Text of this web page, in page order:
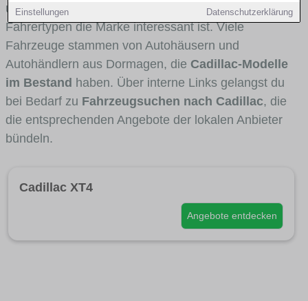
Einstellungen Datenschutzerklärung
und Umlandverkehr zu sehen sind und für welche
Fahrertypen die Marke interessant ist. Viele
Fahrzeuge stammen von Autohäusern und
Autohändlern aus Dormagen, die Cadillac-Modelle
im Bestand haben. Über interne Links gelangst du
bei Bedarf zu Fahrzeugsuchen nach Cadillac, die
die entsprechenden Angebote der lokalen Anbieter
bündeln.
Cadillac XT4
Angebote entdecken